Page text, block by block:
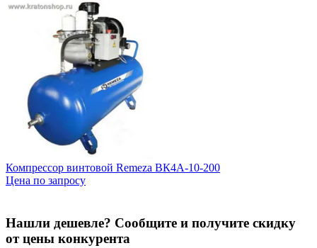
Компрессор винтовой Remeza ВК4А-10-200
Цена по запросу
Нашли дешевле? Сообщите и получите скидку
от цены конкурента